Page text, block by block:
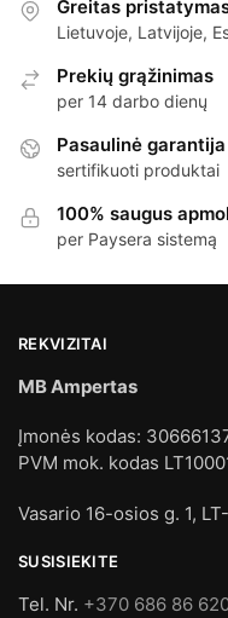
Greitas
Lietuvoje, Latvijoje,
Prekių grąžinimas
per 14 darbo dienų
Pasaulinė
sertifikuoti produktai
100% saugus
per Paysera sistemą
REKVIZITAI
MB Ampertas
Įmonės kodas:
PVM mok. kodas
Vasario 16-osios g. 1,
SUSISIEKITE
Tel. Nr. +370 686 86